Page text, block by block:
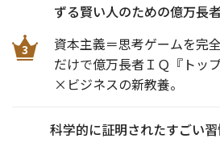
3
ずる賢い人のための億万長
資本主義＝思考ゲームを完
だけで億万長者ＩＱ『トッ
×ビジネスの新教養。
科学的に証明されたすごい